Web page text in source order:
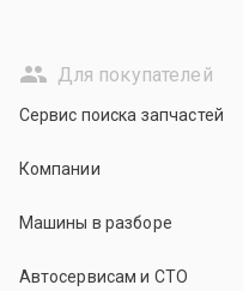
Для покупателей
Сервис поиска запчастей
Компании
Машины в разборе
Автосервисам и СТО